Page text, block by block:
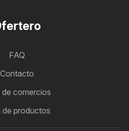
FAQ
Contacto
de comercios
de productos